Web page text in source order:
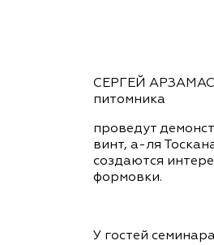
СЕРГЕЙ
питомника
проведут
винт, а-ля
создаются
формовки.
У гостей